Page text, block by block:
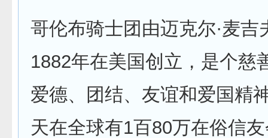
哥伦布骑士团由迈克尔·麦吉
1882年在美国创立，是个慈
爱德、团结、友谊和爱国精
天在全球有1百80万在俗信